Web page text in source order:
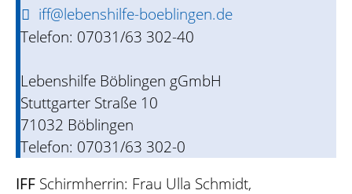
iff@lebenshilfe-boeblingen.de
Telefon: 07031/63 302-40
Lebenshilfe Böblingen gGmbH
Stuttgarter Straße 10
71032 Böblingen
Telefon: 07031/63 302-0
IFF Schirmherrin: Frau Ulla Schmidt,